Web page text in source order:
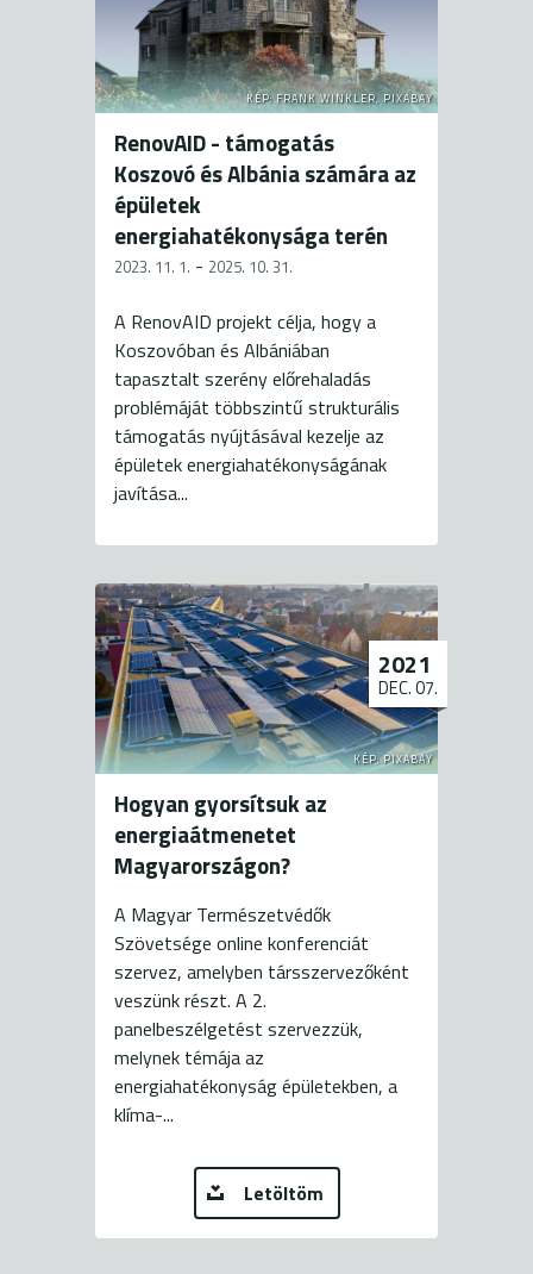
KÉP: FRANK WINKLER, PIXABAY
RenovAID - támogatás
Koszovó és Albánia számára az
épületek
energiahatékonysága terén
2023. 11. 1. - 2025. 10. 31.
A RenovAID projekt célja, hogy a
Koszovóban és Albániában
tapasztalt szerény előrehaladás
problémáját többszintű strukturális
támogatás nyújtásával kezelje az
épületek energiahatékonyságának
javítása...
KÉP: PIXABAY
Hogyan gyorsítsuk az
energiaátmenetet
Magyarországon?
2021
DEC. 07.
A Magyar Természetvédők
Szövetsége online konferenciát
szervez, amelyben társszervezőként
veszünk részt. A 2.
panelbeszélgetést szervezzük,
melynek témája az
energiahatékonyság épületekben, a
klíma-...
Letöltöm